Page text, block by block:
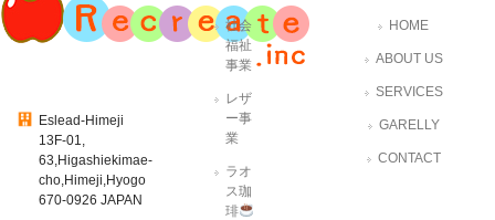
Eslead-Himeji
13F-01,
63,Higashiekimae-
cho,Himeji,Hyogo
670-0926 JAPAN
社会
福祉
事業
レザ
ー事
業
ラオ
ス珈
琲
HOME
ABOUT US
SERVICES
GARELLY
CONTACT